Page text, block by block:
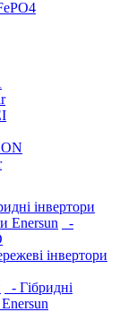
інвертори
Enersun
-
інвертори
- Гібридні